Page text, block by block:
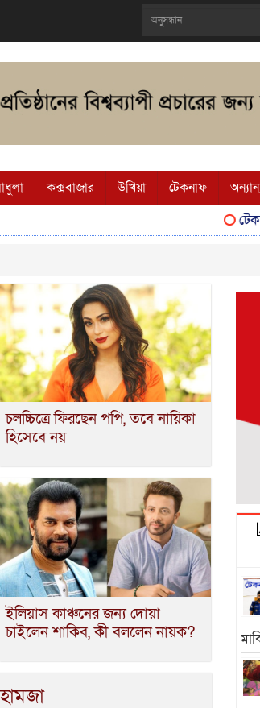
কক্সবাজার উখিয়া টেকনাফ
চলচ্চিত্রে ফিরছেন পপি, তবে নায়িকা
হিসেবে নয়
ইলিয়াস কাঞ্চনের জন্য দোয়া
চাইলেন শাকিব, কী বললেন নায়ক?